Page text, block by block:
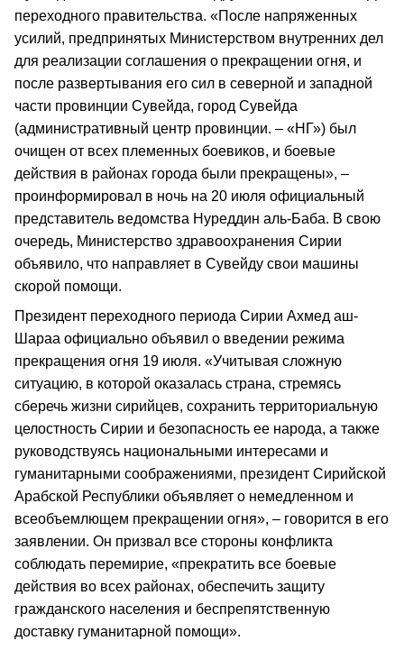
переходного правительства. «После напряженных
усилий, предпринятых Министерством внутренних дел
для реализации соглашения о прекращении огня, и
после развертывания его сил в северной и западной
части провинции Сувейда, город Сувейда
(административный центр провинции. – «НГ») был
очищен от всех племенных боевиков, и боевые
действия в районах города были прекращены», –
проинформировал в ночь на 20 июля официальный
представитель ведомства Нуреддин аль-Баба. В свою
очередь, Министерство здравоохранения Сирии
объявило, что направляет в Сувейду свои машины
скорой помощи.
Президент переходного периода Сирии Ахмед аш-
Шараа официально объявил о введении режима
прекращения огня 19 июля. «Учитывая сложную
ситуацию, в которой оказалась страна, стремясь
сберечь жизни сирийцев, сохранить территориальную
целостность Сирии и безопасность ее народа, а также
руководствуясь национальными интересами и
гуманитарными соображениями, президент Сирийской
Арабской Республики объявляет о немедленном и
всеобъемлющем прекращении огня», – говорится в его
заявлении. Он призвал все стороны конфликта
соблюдать перемирие, «прекратить все боевые
действия во всех районах, обеспечить защиту
гражданского населения и беспрепятственную
доставку гуманитарной помощи».